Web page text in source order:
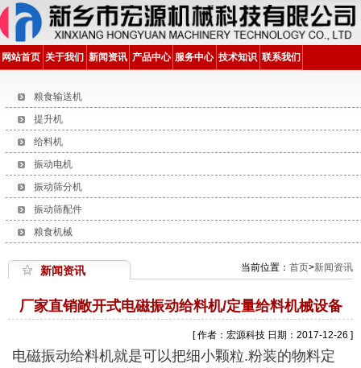
网站首页 关于我们 新闻资讯 产品中心 服务中心 技术知识 联系我们
粮食输送机
提升机
给料机
振动电机
振动筛分机
振动筛配件
粮食机械
新闻资讯 当前位置： 首页>新闻资讯
厂家直销敞开式电磁振动给料机/定量给料机械设备
[ 作者：宏源科技 日期：2017-12-26 ]
电磁振动给料机就是可以把细小颗粒.粉装的物料定